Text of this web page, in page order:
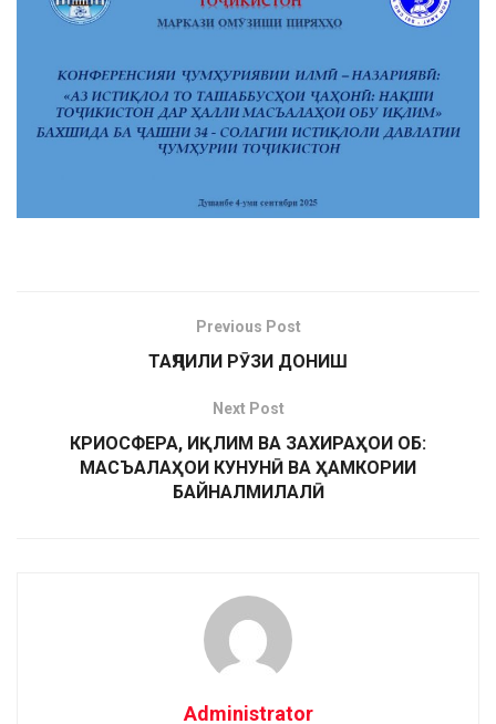
Previous Post
ТАҶЛИЛИ РӮЗИ ДОНИШ
Next Post
КРИОСФЕРА, ИҚЛИМ ВА ЗАХИРАҲОИ ОБ:
МАСЪАЛАҲОИ КУНУНӢ ВА ҲАМКОРИИ
БАЙНАЛМИЛАЛӢ
Administrator